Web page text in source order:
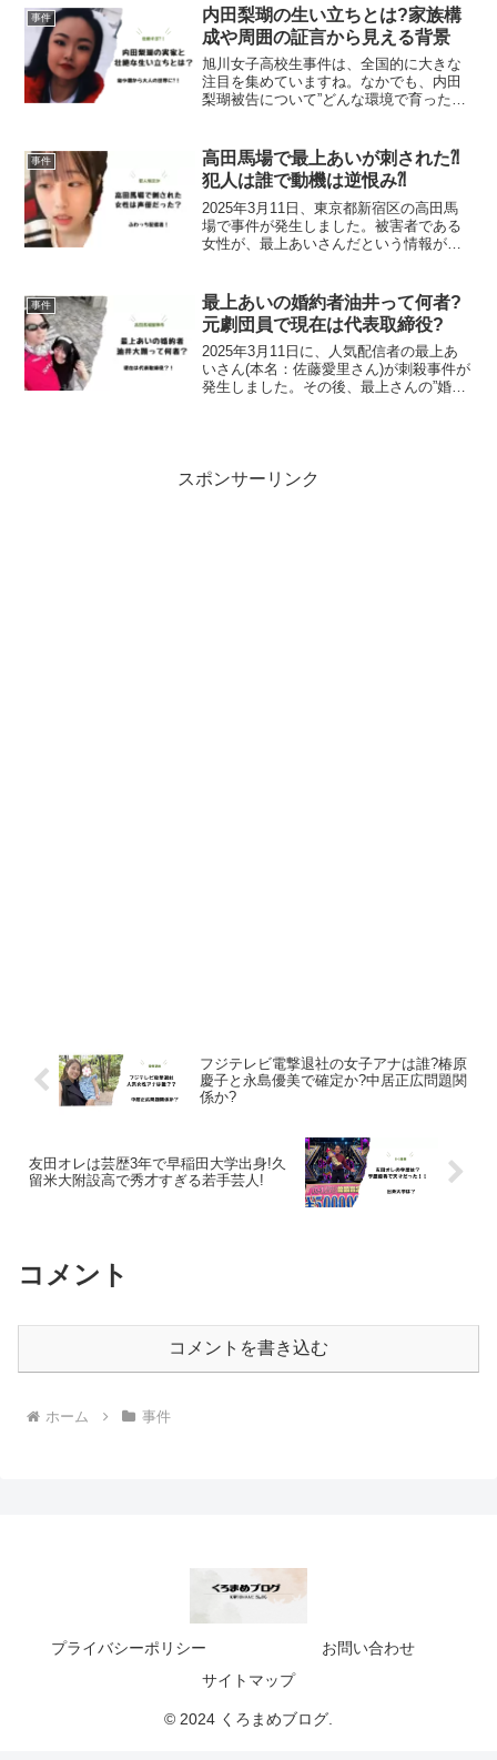
しました。すき家鳥取南吉方店でネズミ
混入？人気牛丼チェーン店「...
事件
内田梨瑚の生い立ちとは?家族構
成や周囲の証言から見える背景
旭川女子高校生事件は、全国的に大きな
注目を集めていますね。なかでも、内田
梨瑚被告について”どんな環境で育ったの
では、内田梨瑚被告のプロフィールや家
族構成、生い立ちに...
事件
高田馬場で最上あいが刺された⁈
犯人は誰で動機は逆恨み⁈
2025年3月11日、東京都新宿区の高田馬
場で事件が発生しました。被害者である
女性が、最上あいさんだという情報がで
信者が刺された？2025年3月11日午前10
時ごろでし...
事件
最上あいの婚約者油井って何者?
元劇団員で現在は代表取締役?
2025年3月11日に、人気配信者の最上あ
いさん(本名：佐藤愛里さん)が刺殺事件が
発生しました。その後、最上さんの”婚約
スポンサーリンク
フジテレビ電撃退社の女子アナは誰?椿原
慶子と永島優美で確定か?中居正広問題関
係か?
友田オレは芸歴3年で早稲田大学出身!久
留米大附設高で秀才すぎる若手芸人!
コメント
コメントを書き込む
ホーム 事件
プライバシーポリシー
お問い合わせ
サイトマップ
© 2024 くろまめブログ.